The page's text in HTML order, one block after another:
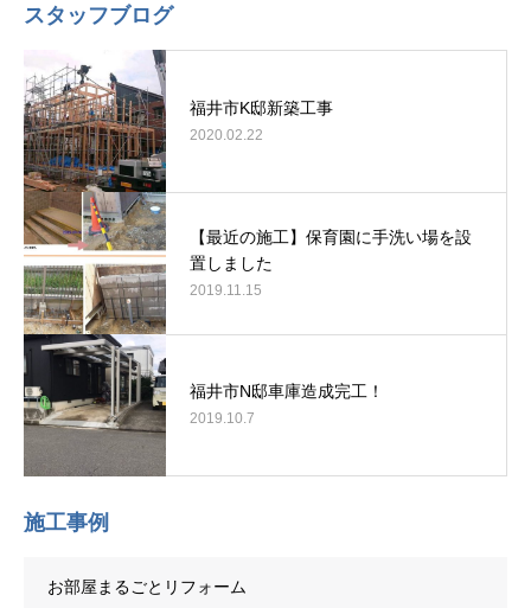
スタッフブログ
福井市K邸新築工事
2020.02.22
【最近の施工】保育園に手洗い場を設
置しました
2019.11.15
福井市N邸車庫造成完工！
2019.10.7
施工事例
お部屋まるごとリフォーム